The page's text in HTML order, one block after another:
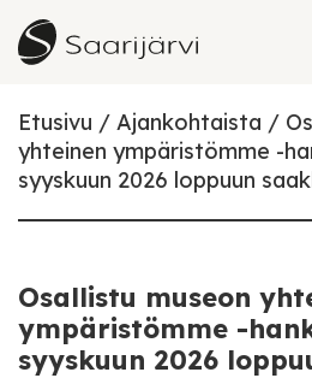
Skip to content
Etusivu Ajankohtaista
yhteinen ympäristömme -
syyskuun 2026 loppuun
Osallistu museon
ympäristömme -
syyskuun 2026